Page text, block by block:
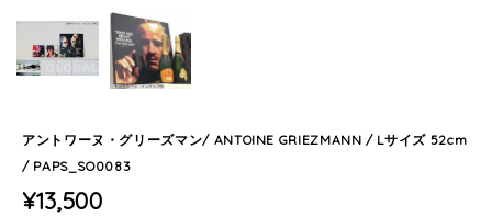
アントワーヌ・グリーズマン/ ANTOINE GRIEZMANN / Lサイズ 52cm
/ PAPS_SO0083
¥13,500